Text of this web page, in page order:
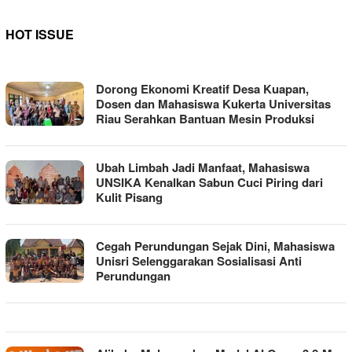
HOT ISSUE
MEDIA
AKSI
Dorong Ekonomi Kreatif Desa Kuapan,
Dosen dan Mahasiswa Kukerta Universitas
Riau Serahkan Bantuan Mesin Produksi
Ubah Limbah Jadi Manfaat, Mahasiswa
UNSIKA Kenalkan Sabun Cuci Piring dari
Kulit Pisang
Cegah Perundungan Sejak Dini, Mahasiswa
Unisri Selenggarakan Sosialisasi Anti
Perundungan